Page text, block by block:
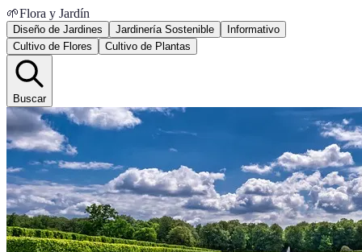
🌱Flora y Jardín
Diseño de Jardines Jardinería Sostenible
Informativo
Cultivo de Flores
Cultivo de Plantas
Buscar